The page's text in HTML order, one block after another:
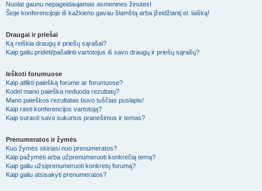
Nuolat gaunu nepageidaujamas asmenines žinutes!
Šioje konferencijoje iš kažkieno gavau šlamštą arba įžeidžiantį el. laišką!
Draugai ir priešai
Ką reiškia draugų ir priešų sąrašai?
Kaip galiu pridėti/pašalinti vartotojus iš savo draugų ir priešų sąrašų?
Ieškoti forumuose
Kaip atlikti paiešką forume ar forumuose?
Kodėl mano paieška neduoda rezultatų?
Mano paieškos rezultatas buvo tuščias puslapis!
Kaip rasti konferencijos vartotoją?
Kaip surasti savo sukurtus pranešimus ir temas?
Prenumeratos ir žymės
Kuo žymės skiriasi nuo prenumeratos?
Kaip pažymėti arba užprenumeruoti konkrečią temą?
Kaip galiu užsiprenumeruoti konkretų forumą?
Kaip galiu atsisakyti prenumeratos?